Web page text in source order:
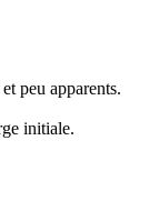
peu apparents.
initiale.